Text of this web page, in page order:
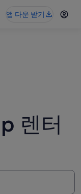
앱 다운 받기
렌터